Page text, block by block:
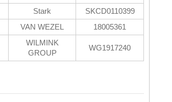
Stark
SKCD0110399
VAN WEZEL
18005361
WILMINK
GROUP
WG1917240